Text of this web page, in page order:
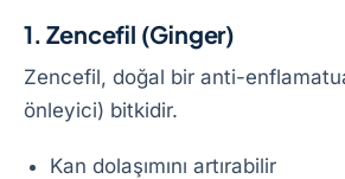
1. Zencefil (Ginger)
Zencefil, doğal bir anti-
önleyici) bitkidir.
Kan dolaşımını artırabilir